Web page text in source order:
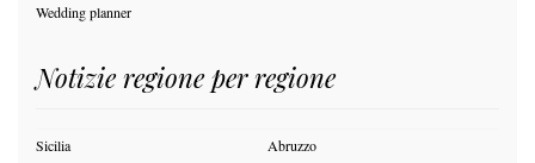
Wedding planner
Notizie regione per regione
Sicilia Abruzzo